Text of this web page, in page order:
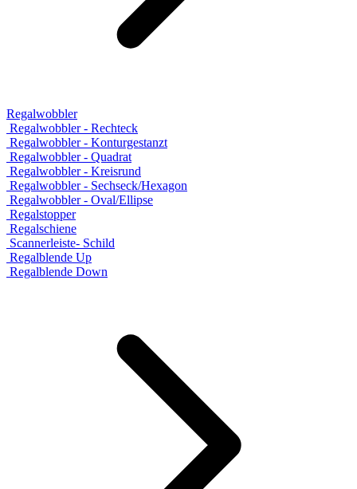
Regalwobbler
Regalwobbler - Rechteck
Regalwobbler - Konturgestanzt
Regalwobbler - Quadrat
Regalwobbler - Kreisrund
Regalwobbler - Sechseck/Hexagon
Regalwobbler - Oval/Ellipse
Regalstopper
Regalschiene
Scannerleiste- Schild
Regalblende Up
Regalblende Down